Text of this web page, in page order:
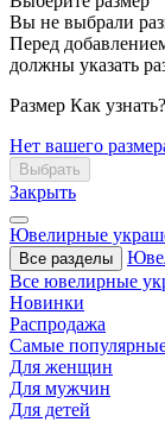
Вы не выбрали
Перед
должны указать
Размер Как узнать?
Нет вашего
Выбрать
Закрыть
Ювелирные
Все разделы
Все ювелирные
Новинки
Распродажа
Самые
Для женщин
Для мужчин
Для детей